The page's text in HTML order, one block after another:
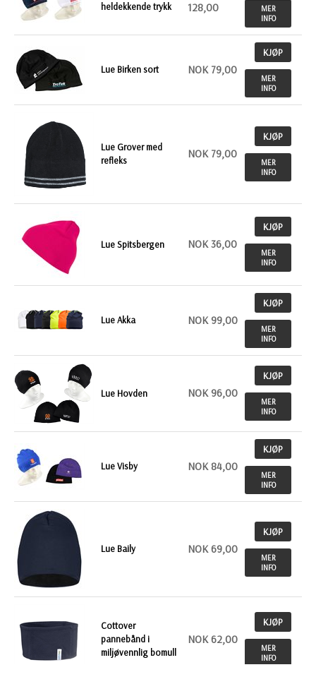
heldekkende trykk
128,00
MER
INFO
Lue Birken sort NOK 79,00
KJØP
MER
INFO
Lue Grover med
refleks
NOK 79,00
KJØP
MER
INFO
Lue Spitsbergen NOK 36,00
KJØP
MER
INFO
Lue Akka NOK 99,00
KJØP
MER
INFO
Lue Hovden NOK 96,00
KJØP
MER
INFO
Lue Visby NOK 84,00
KJØP
MER
INFO
Lue Baily NOK 69,00
KJØP
MER
INFO
Cottover
pannebånd i
miljøvennlig bomull
NOK 62,00
KJØP
MER
INFO